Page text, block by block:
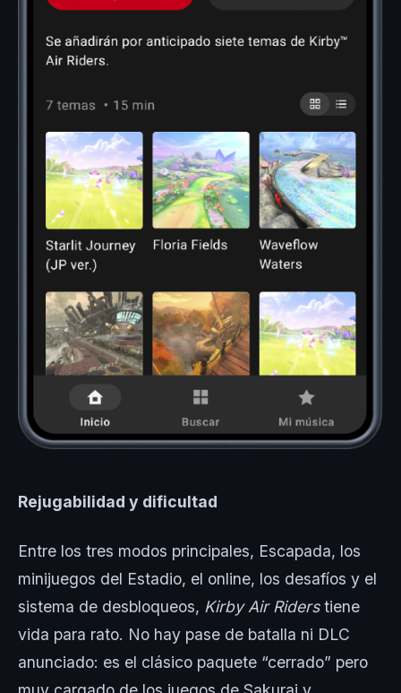
Rejugabilidad y dificultad
Entre los tres modos principales, Escapada, los
minijuegos del Estadio, el online, los desafíos y el
sistema de desbloqueos, Kirby Air Riderstiene
vida para rato. No hay pase de batalla ni DLC
anunciado: es el clásico paquete “cerrado” pero